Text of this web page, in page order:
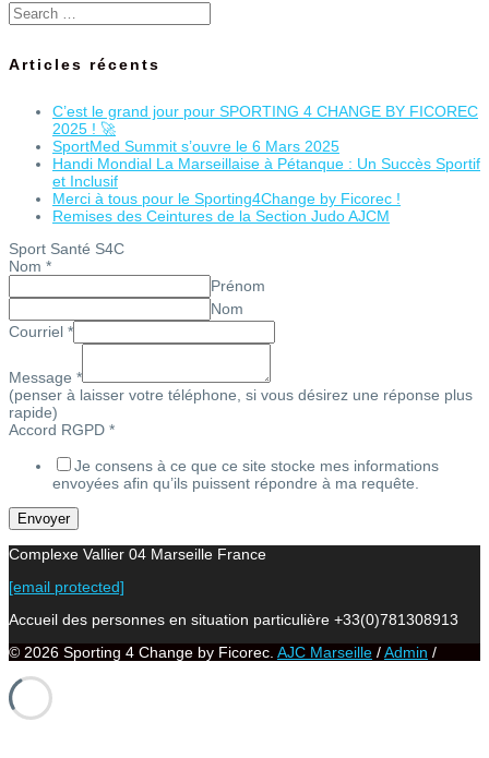
Search
for:
Articles récents
C’est le grand jour pour SPORTING 4 CHANGE BY FICOREC
2025 ! 🚀
SportMed Summit s’ouvre le 6 Mars 2025
Handi Mondial La Marseillaise à Pétanque : Un Succès Sportif
et Inclusif
Merci à tous pour le Sporting4Change by Ficorec !
Remises des Ceintures de la Section Judo AJCM
Sport Santé S4C
Nom *
Prénom
Nom
Courriel *
Message *
(penser à laisser votre téléphone, si vous désirez une réponse plus
rapide)
Accord RGPD *
Je consens à ce que ce site stocke mes informations
envoyées afin qu’ils puissent répondre à ma requête.
Envoyer
Complexe Vallier 04 Marseille France
[email protected]
Accueil des personnes en situation particulière +33(0)781308913
© 2026 Sporting 4 Change by Ficorec. AJC Marseille /Admin /